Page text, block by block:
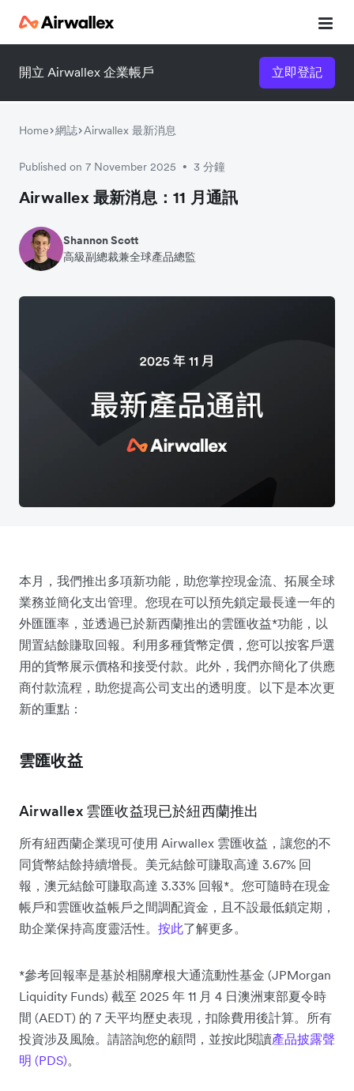
開立 Airwallex 企業帳戶 立即登記
Home 網誌 Airwallex 最新消息
Published on 7 November 2025 • 3 分鐘
Airwallex 最新消息：11 月通訊
Shannon Scott
高級副總裁兼全球產品總監
本月，我們推出多項新功能，助您掌控現金流、拓展全球
業務並簡化支出管理。您現在可以預先鎖定最長達一年的
外匯匯率，並透過已於新西蘭推出的雲匯收益*功能，以
閒置結餘賺取回報。利用多種貨幣定價，您可以按客戶選
用的貨幣展示價格和接受付款。此外，我們亦簡化了供應
商付款流程，助您提高公司支出的透明度。以下是本次更
新的重點：
雲匯收益
Airwallex 雲匯收益現已於紐西蘭推出
所有紐西蘭企業現可使用 Airwallex 雲匯收益，讓您的不
同貨幣結餘持續增長。美元結餘可賺取高達 3.67% 回
報，澳元結餘可賺取高達 3.33% 回報*。您可隨時在現金
帳戶和雲匯收益帳戶之間調配資金，且不設最低鎖定期，
助企業保持高度靈活性。 按此了解更多。
*參考回報率是基於相關摩根大通流動性基金 (JPMorgan
Liquidity Funds) 截至 2025 年 11 月 4 日澳洲東部夏令時
間 (AEDT) 的 7 天平均歷史表現，扣除費用後計算。所有
投資涉及風險。請諮詢您的顧問，並按此閱讀產品披露聲
明 (PDS)。